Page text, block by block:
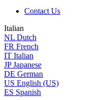
Contact Us
Italian
NL Dutch
FR French
IT Italian
JP Japanese
DE German
US English (US)
ES Spanish